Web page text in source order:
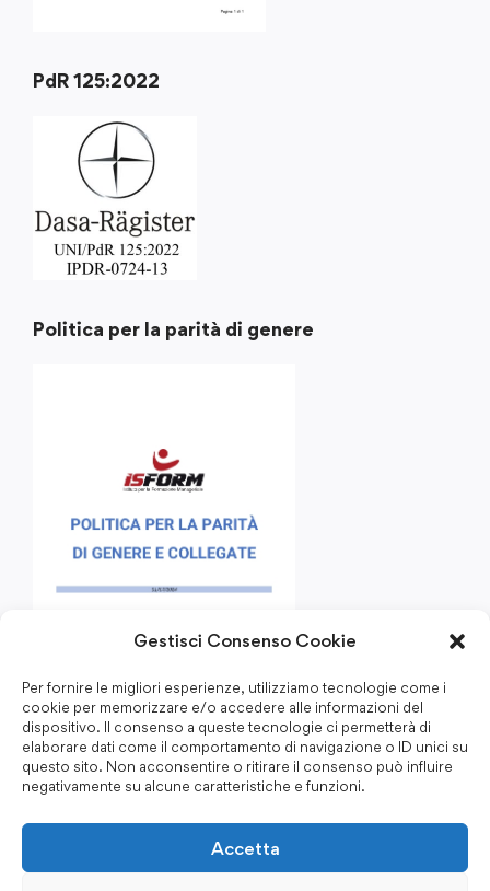
Gestisci Consenso Cookie
Per fornire le migliori esperienze, utilizziamo tecnologie come i
cookie per memorizzare e/o accedere alle informazioni del
dispositivo. Il consenso a queste tecnologie ci permetterà di
elaborare dati come il comportamento di navigazione o ID unici su
questo sito. Non acconsentire o ritirare il consenso può influire
negativamente su alcune caratteristiche e funzioni.
Accetta
PdR 125:2022
Politica per la parità di genere